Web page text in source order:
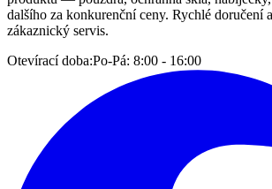
dalšího za konkurenční ceny. Rychlé doručení
zákaznický servis.
Otevírací doba:Po-Pá: 8:00 - 16:00